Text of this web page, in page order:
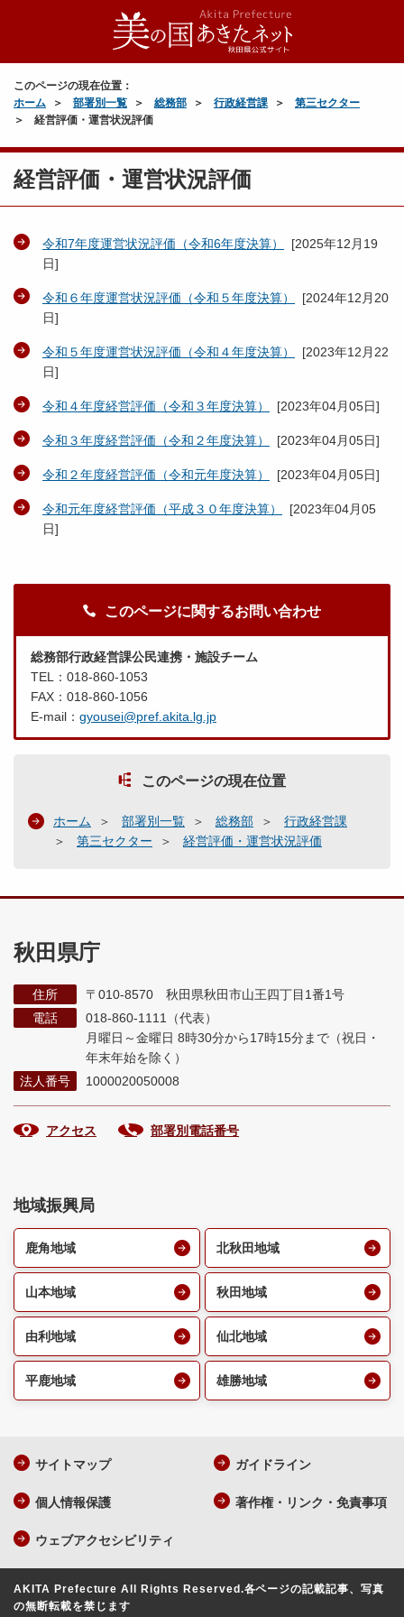
このページの現在位置：
ホーム
部署別一覧 総務部 行政経営課
第三セクター
経営評価・運営状況評価
経営評価・運営状況評価
令和7年度運営状況評価（令和6年度決算） [2025年12月19
日]
令和６年度運営状況評価（令和５年度決算） [2024年12月20
日]
令和５年度運営状況評価（令和４年度決算） [2023年12月22
日]
令和４年度経営評価（令和３年度決算） [2023年04月05日]
令和３年度経営評価（令和２年度決算） [2023年04月05日]
令和２年度経営評価（令和元年度決算） [2023年04月05日]
令和元年度経営評価（平成３０年度決算） [2023年04月05
日]
このページに関するお問い合わせ
総務部行政経営課公民連携・施設チーム
TEL：018-860-1053
FAX：018-860-1056
E-mail： gyousei@pref.akita.lg.jp
このページの現在位置
ホーム 部署別一覧 総務部
行政経営課
第三セクター
経営評価・運営状況評価
秋田県庁
住所
〒010-8570 秋田県秋田市山王四丁目1番1号
電話
018-860-1111（代表）
月曜日～金曜日 8時30分から17時15分まで （祝日・
年末年始を除く）
法人番号
1000020050008
アクセス 部署別電話番号
地域振興局
鹿角地域 北秋田地域
山本地域 秋田地域
由利地域 仙北地域
平鹿地域 雄勝地域
サイトマップ ガイドライン
個人情報保護 著作権・リンク・免責事項
ウェブアクセシビリティ
AKITA Prefecture All Rights Reserved.各ページの記載記事、写真
の無断転載を禁じます